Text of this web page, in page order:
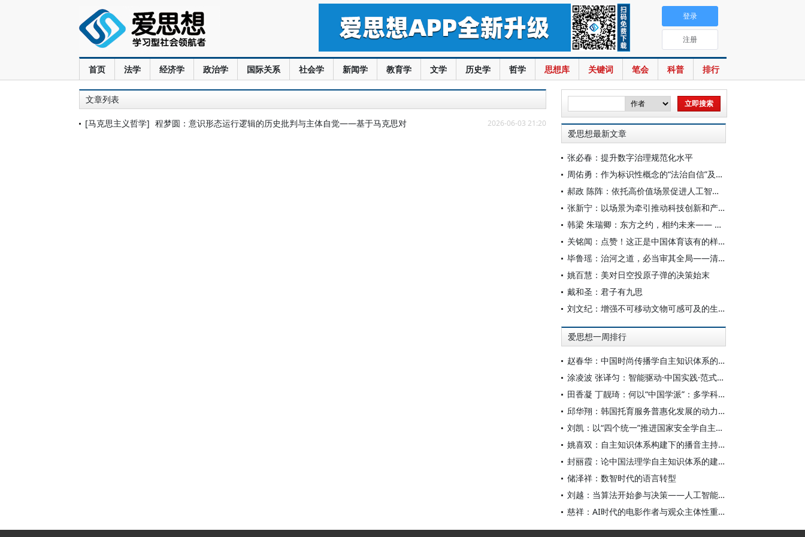
首页 法学 经济学 政治学 国际关系 社会学 新闻学 教育学 文学 历史学 哲学 思想库 关键词 笔会 科普 排行
登录
注册
文章列表
[马克思主义哲学] 程梦圆：意识形态运行逻辑的历史批判与主体自觉——基于马克思对 2026-06-03 21:20
爱思想最新文章
张必春：提升数字治理规范化水平
周佑勇：作为标识性概念的“法治自信”及其时代意蕴
郝政 陈阵：依托高价值场景促进人工智能高质量数据集建设
张新宁：以场景为牵引推动科技创新和产业创新深度融合
韩梁 朱瑞卿：东方之约，相约未来—— 中国元首外交的世界情怀与大国气派
关铭闻：点赞！这正是中国体育该有的样子
毕鲁瑶：治河之道，必当审其全局——清代靳辅的治水理念与实践
姚百慧：美对日空投原子弹的决策始末
戴和圣：君子有九思
刘文纪：增强不可移动文物可感可及的生命力
爱思想一周排行
赵春华：中国时尚传播学自主知识体系的内在逻辑与实践路径
涂凌波 张译匀：智能驱动·中国实践·范式创新：“构建中国新闻传播学自主知识体系”专题研讨会综述
田香凝 丁靓琦：何以“中国学派”：多学科视野下中国特色新闻传播学建设的研究
邱华翔：韩国托育服务普惠化发展的动力机制、制度路径与政策效应
刘凯：以“四个统一”推进国家安全学自主知识体系构建
姚喜双：自主知识体系构建下的播音主持高等专业教育研究
封丽霞：论中国法理学自主知识体系的建构
储泽祥：数智时代的语言转型
刘越：当算法开始参与决策——人工智能重塑全球治理的底层逻辑
慈祥：AI时代的电影作者与观众主体性重构